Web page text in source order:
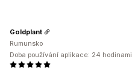
Goldplant
Rumunsko
Doba používání aplikace: 24 hodinami